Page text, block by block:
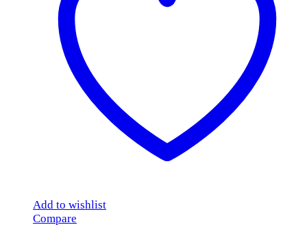
Add to wishlist
Compare